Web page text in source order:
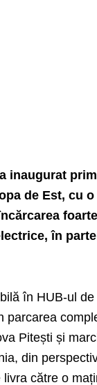
inaugurat
de Est, cu
în
în HUB-ul
parcarea
Pitești și
din
către o